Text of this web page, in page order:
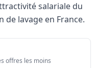
salariale du
de lavage en France.
de station de lavage
de lavage
offres les moins